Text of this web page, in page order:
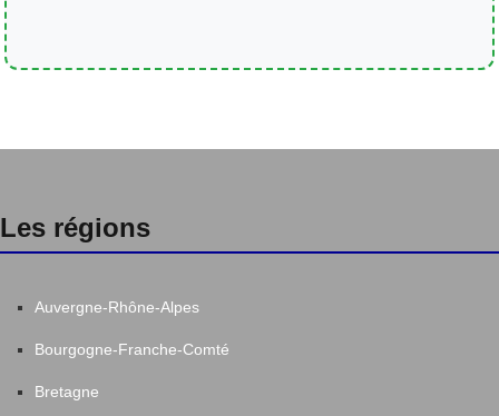
Les régions
Auvergne-Rhône-Alpes
Bourgogne-Franche-Comté
Bretagne